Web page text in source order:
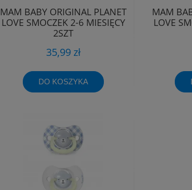
MAM BABY ORIGINAL PLANET
LOVE SMOCZEK 2-6 MIESIĘCY
2SZT
35,99 zł
DO KOSZYKA
MAM
LOVE